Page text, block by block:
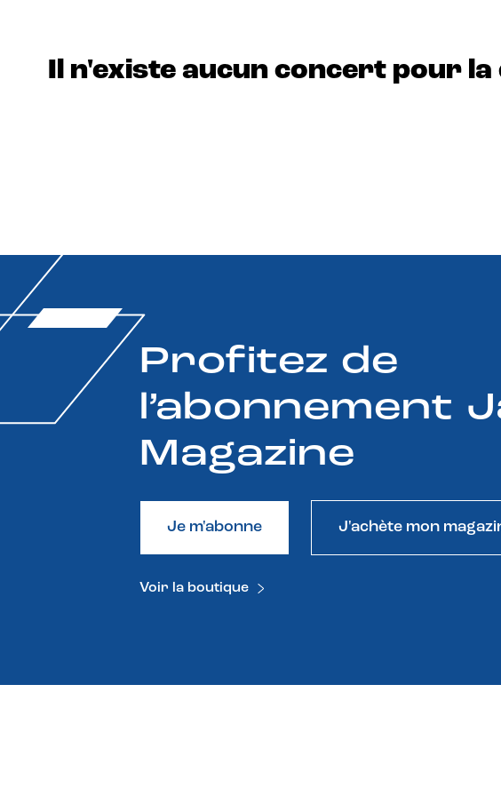
Il n'existe aucun concert pour la
Profitez de
l’abonnement
Magazine
Je m'abonne J'achète mon
Voir la boutique